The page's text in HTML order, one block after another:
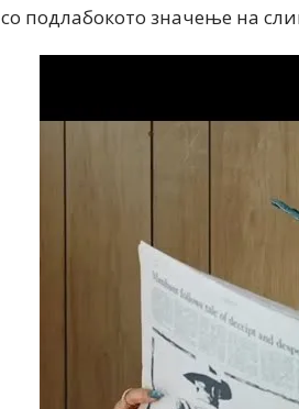
со подлабокото значење на